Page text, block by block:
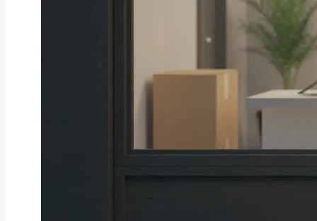
ファクタリングとは？仕組み・メ
2026年8月6日